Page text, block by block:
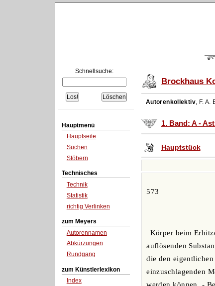
Schnellsuche:
Hauptmenü
Hauptseite
Suchen
Stöbern
Technisches
Technik
Statistik
richtig Verlinken
zum Meyers
Autorennamen
Abkürzungen
Rundgang
zum Künstlerlexikon
Index
Brockhaus
Autorenkollektiv, F. A.
1. Band: A -
Hauptstück
573
Körper beim
auflösenden
die den
einzuschlagenden